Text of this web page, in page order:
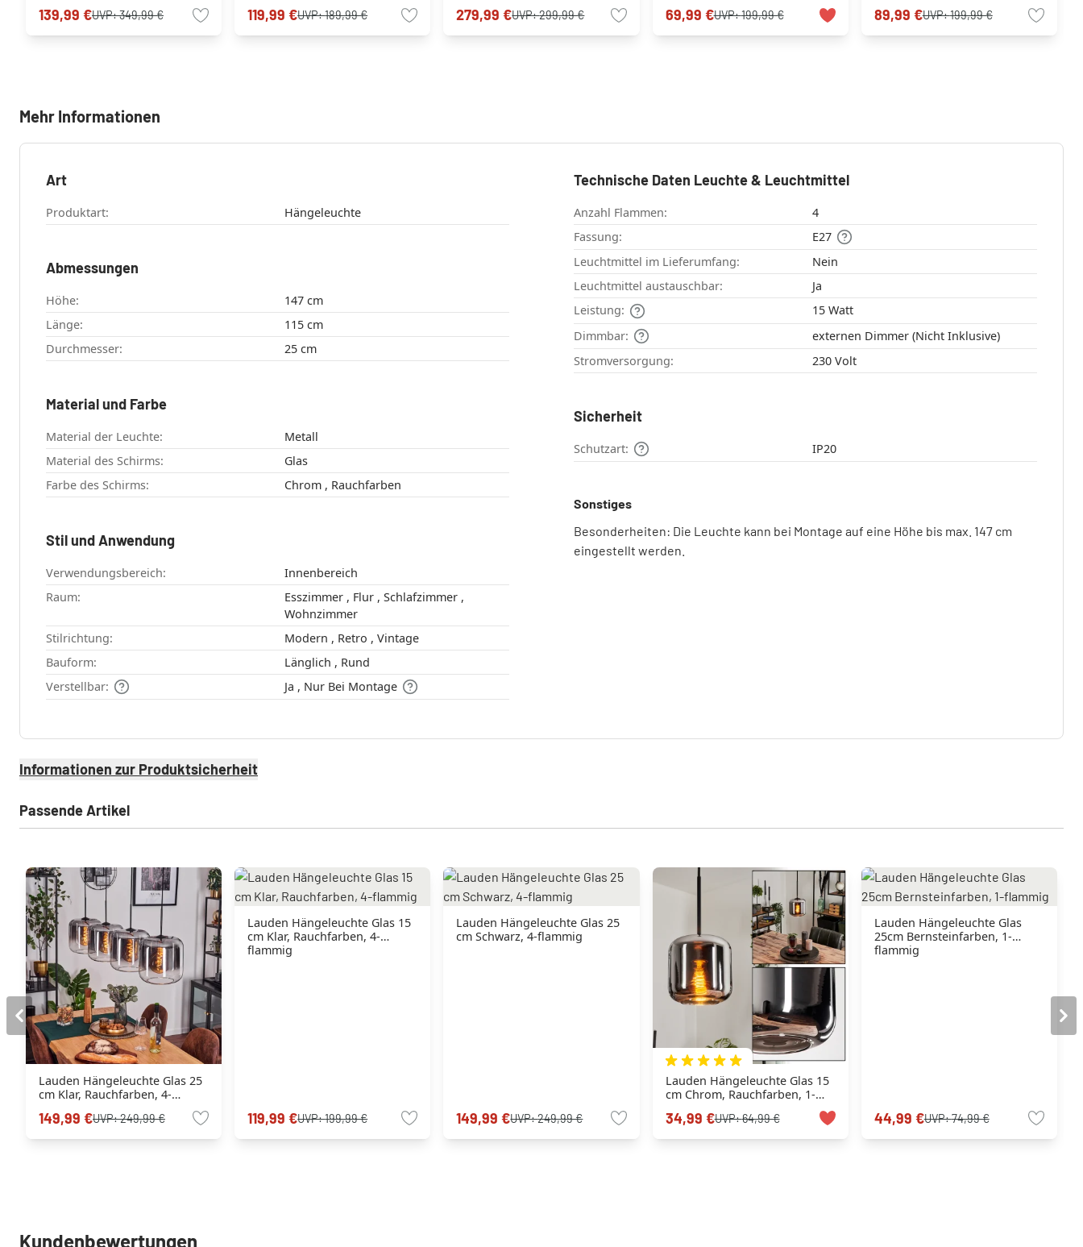
139,99 €UVP:349,99 € 119,99 €UVP:189,99 € 279,99 €UVP:299,99 € 69,99 €UVP:199,99 € 89,99 €UVP:199,99 €
Mehr Informationen
Art
Produktart: Hängeleuchte
Abmessungen
Höhe:
147 cm
Länge:
115 cm
Durchmesser:
25 cm
Material und Farbe
Material der Leuchte:
Metall
Material des Schirms:
Glas
Farbe des Schirms:
Chrom , Rauchfarben
Stil und Anwendung
Verwendungsbereich:
Innenbereich
Raum:
Esszimmer , Flur , Schlafzimmer ,
Wohnzimmer
Stilrichtung:
Modern , Retro , Vintage
Bauform:
Länglich , Rund
Verstellbar:
Ja , Nur Bei Montage
Technische Daten Leuchte & Leuchtmittel
Anzahl Flammen:
4
Fassung:
E27
Leuchtmittel im Lieferumfang:
Nein
Leuchtmittel austauschbar:
Ja
Leistung:
15 Watt
Dimmbar:
externen Dimmer (Nicht Inklusive)
Stromversorgung:
230 Volt
Sicherheit
Schutzart: IP20
Sonstiges
Besonderheiten: Die Leuchte kann bei Montage auf eine Höhe bis max. 147 cm
eingestellt werden.
Informationen zur Produktsicherheit
Passende Artikel
Lauden Hängeleuchte Glas 25
cm Klar, Rauchfarben, 4-
149,99 €UVP:249,99 €
Lauden Hängeleuchte Glas 15
cm Klar, Rauchfarben, 4-
flammig
119,99 €UVP:199,99 €
Lauden Hängeleuchte Glas 25
cm Schwarz, 4-flammig
149,99 €UVP:249,99 €
Lauden Hängeleuchte Glas 15
cm Chrom, Rauchfarben, 1-
34,99 €UVP:64,99 €
Lauden Hängeleuchte Glas
25cm Bernsteinfarben, 1-
flammig
44,99 €UVP:74,99 €
Kundenbewertungen